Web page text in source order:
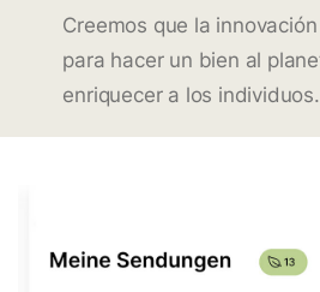
Creemos que la
para hacer un bien al
enriquecer a los individuos.